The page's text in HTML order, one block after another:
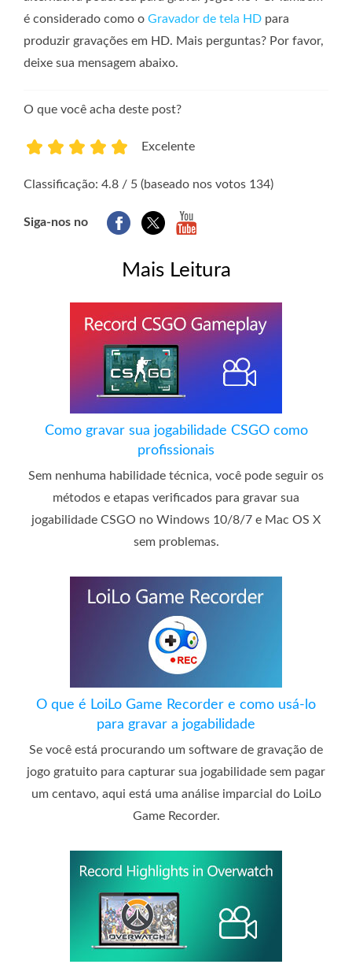
é considerado como o Gravador de tela HD para
produzir gravações em HD. Mais perguntas? Por favor,
deixe sua mensagem abaixo.
O que você acha deste post?
Excelente
Classificação: 4.8 / 5 (baseado nos votos 134)
Siga-nos no
Mais Leitura
Como gravar sua jogabilidade CSGO como
profissionais
Sem nenhuma habilidade técnica, você pode seguir os
métodos e etapas verificados para gravar sua
jogabilidade CSGO no Windows 10/8/7 e Mac OS X
sem problemas.
O que é LoiLo Game Recorder e como usá-lo
para gravar a jogabilidade
Se você está procurando um software de gravação de
jogo gratuito para capturar sua jogabilidade sem pagar
um centavo, aqui está uma análise imparcial do LoiLo
Game Recorder.